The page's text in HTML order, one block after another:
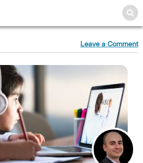
Leave a Comment